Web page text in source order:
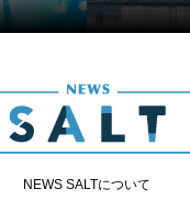
NEWS SALTについて